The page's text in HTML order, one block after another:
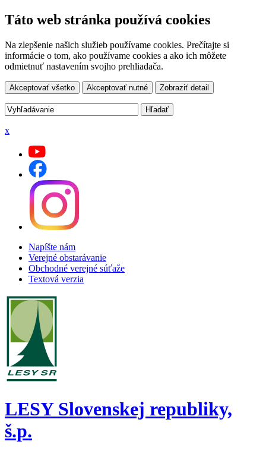
Táto web stránka používá cookies
Na zlepšenie našich služieb používame cookies. Prečítajte si
informácie o tom, ako používame cookies a ako ich môžete
odmietnuť nastavením svojho prehliadača.
Akceptovať všetko Akceptovať nutné Zobraziť detail
x
Napíšte nám
Verejné obstarávanie
Obchodné verejné súťaže
Textová verzia
LESY Slovenskej republiky,
š.p.